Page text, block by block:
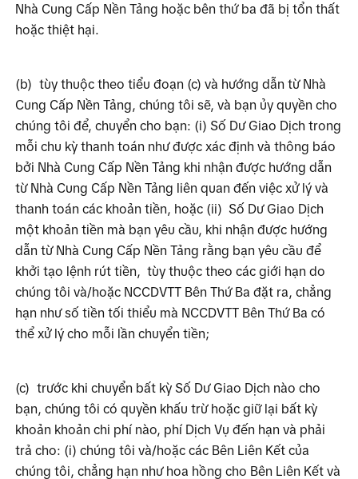
Nhà Cung Cấp Nền Tảng hoặc bên thứ ba đã bị tổn thất
hoặc thiệt hại.
(b) tùy thuộc theo tiểu đoạn (c) và hướng dẫn từ Nhà
Cung Cấp Nền Tảng, chúng tôi sẽ, và bạn ủy quyền cho
chúng tôi để, chuyển cho bạn: (i) Số Dư Giao Dịch trong
mỗi chu kỳ thanh toán như được xác định và thông báo
bởi Nhà Cung Cấp Nền Tảng khi nhận được hướng dẫn
từ Nhà Cung Cấp Nền Tảng liên quan đến việc xử lý và
thanh toán các khoản tiền, hoặc (ii)  Số Dư Giao Dịch
một khoản tiền mà bạn yêu cầu, khi nhận được hướng
dẫn từ Nhà Cung Cấp Nền Tảng rằng bạn yêu cầu để
khởi tạo lệnh rút tiền,  tùy thuộc theo các giới hạn do
chúng tôi và/hoặc NCCDVTT Bên Thứ Ba đặt ra, chẳng
hạn như số tiền tối thiểu mà NCCDVTT Bên Thứ Ba có
thể xử lý cho mỗi lần chuyển tiền;
(c) trước khi chuyển bất kỳ Số Dư Giao Dịch nào cho
bạn, chúng tôi có quyền khấu trừ hoặc giữ lại bất kỳ
khoản khoản chi phí nào, phí Dịch Vụ đến hạn và phải
trả cho: (i) chúng tôi và/hoặc các Bên Liên Kết của
chúng tôi, chẳng hạn như hoa hồng cho Bên Liên Kết và